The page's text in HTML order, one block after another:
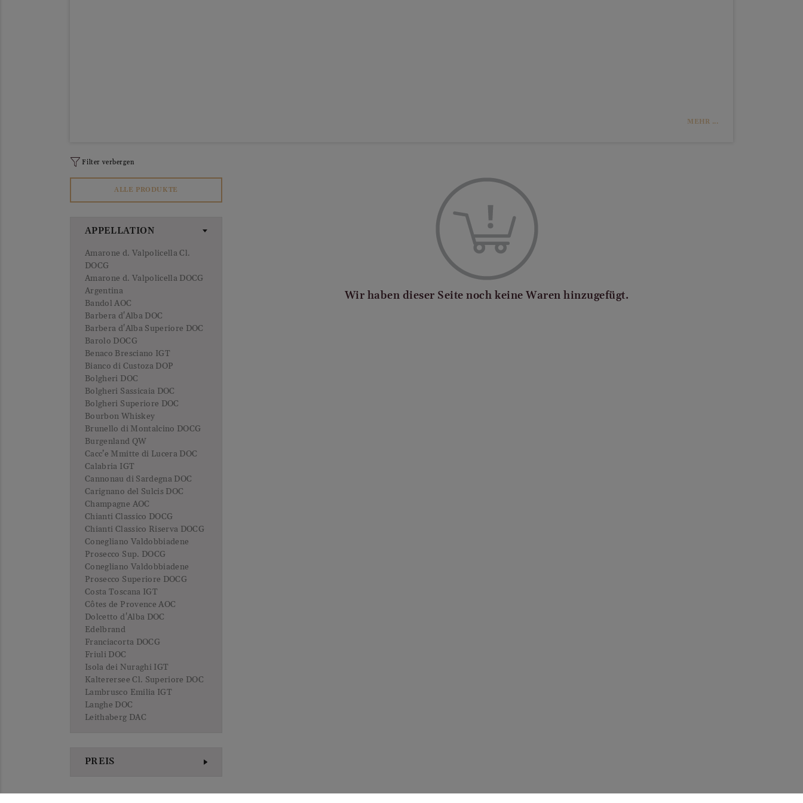
MEHR ...
Filter verbergen
ALLE PRODUKTE
APPELLATION
Amarone d. Valpolicella Cl.
DOCG
Amarone d. Valpolicella DOCG
Argentina
Bandol AOC
Barbera d'Alba DOC
Barbera d'Alba Superiore DOC
Barolo DOCG
Benaco Bresciano IGT
Bianco di Custoza DOP
Bolgheri DOC
Bolgheri Sassicaia DOC
Bolgheri Superiore DOC
Bourbon Whiskey
Brunello di Montalcino DOCG
Burgenland QW
Cacc’e Mmitte di Lucera DOC
Calabria IGT
Cannonau di Sardegna DOC
Carignano del Sulcis DOC
Champagne AOC
Chianti Classico DOCG
Chianti Classico Riserva DOCG
Conegliano Valdobbiadene
Prosecco Sup. DOCG
Conegliano Valdobbiadene
Prosecco Superiore DOCG
Costa Toscana IGT
Côtes de Provence AOC
Dolcetto d'Alba DOC
Edelbrand
Franciacorta DOCG
Friuli DOC
Isola dei Nuraghi IGT
Kalterersee Cl. Superiore DOC
Lambrusco Emilia IGT
Langhe DOC
Leithaberg DAC
Marche IGT
Maremma Toscana DOC
Mendoza
PREIS
Wir haben dieser Seite noch keine Waren hinzugefügt.